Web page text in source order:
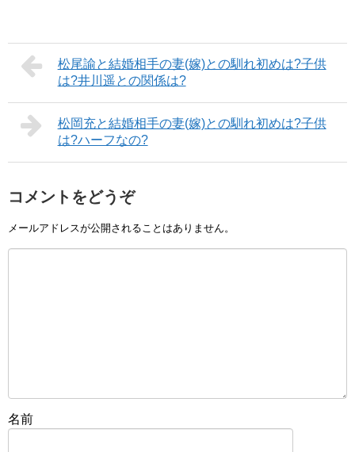
松尾諭と結婚相手の妻(嫁)との馴れ初めは?子供
は?井川遥との関係は?
松岡充と結婚相手の妻(嫁)との馴れ初めは?子供
は?ハーフなの?
コメントをどうぞ
メールアドレスが公開されることはありません。
名前